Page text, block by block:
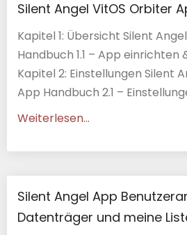
Silent Angel VitOS Orbiter
Kapitel 1: Übersicht Silent
Handbuch 1.1 – App einrichten
Kapitel 2: Einstellungen Silent
App Handbuch 2.1 –
Weiterlesen...
Silent Angel App
Datenträger und meine